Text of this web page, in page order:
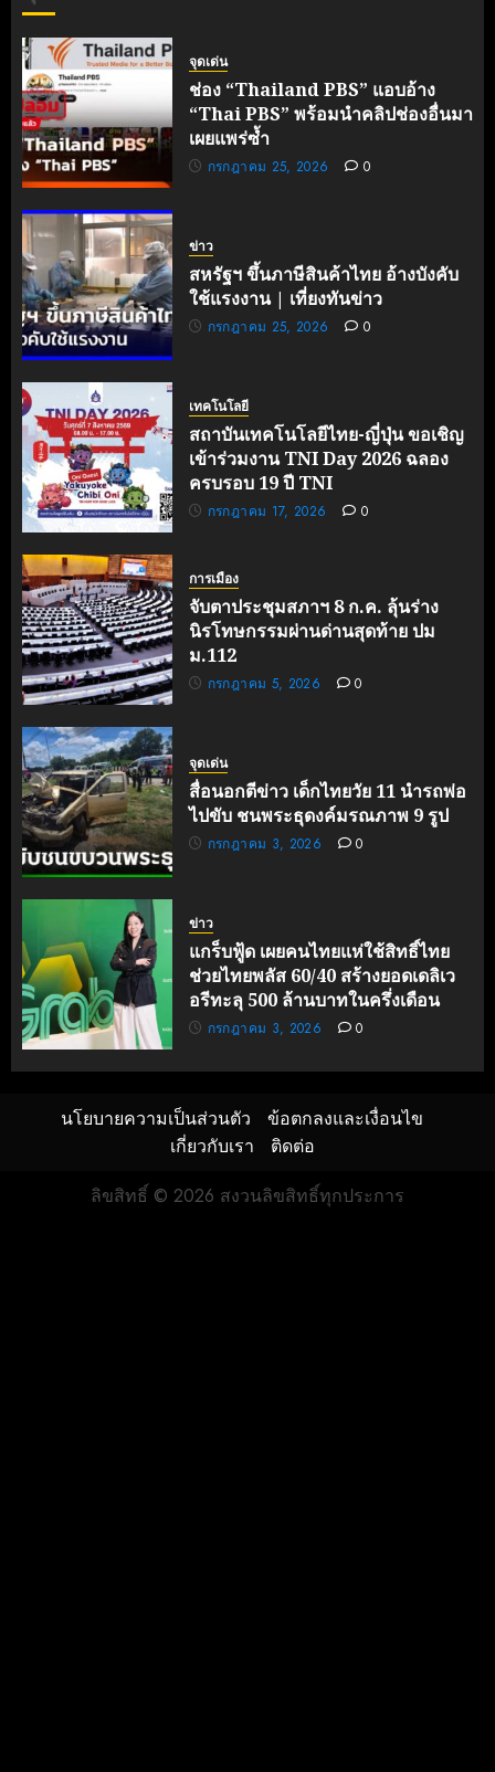
จุดเด่น
ช่อง “Thailand PBS” แอบอ้าง
“Thai PBS” พร้อมนำคลิปช่องอื่นมา
เผยแพร่ซ้ำ
กรกฎาคม 25, 2026 0
ข่าว
สหรัฐฯ ขึ้นภาษีสินค้าไทย อ้างบังคับ
ใช้แรงงาน | เที่ยงทันข่าว
กรกฎาคม 25, 2026 0
เทคโนโลยี
สถาบันเทคโนโลยีไทย-ญี่ปุ่น ขอเชิญ
เข้าร่วมงาน TNI Day 2026 ฉลอง
ครบรอบ 19 ปี TNI
กรกฎาคม 17, 2026 0
การเมือง
จับตาประชุมสภาฯ 8 ก.ค. ลุ้นร่าง
นิรโทษกรรมผ่านด่านสุดท้าย ปม
ม.112
กรกฎาคม 5, 2026 0
จุดเด่น
สื่อนอกตีข่าว เด็กไทยวัย 11 นำรถพ่อ
ไปขับ ชนพระธุดงค์มรณภาพ 9 รูป
กรกฎาคม 3, 2026 0
ข่าว
แกร็บฟู้ด เผยคนไทยแห่ใช้สิทธิ์ไทย
ช่วยไทยพลัส 60/40 สร้างยอดเดลิเว
อรีทะลุ 500 ล้านบาทในครึ่งเดือน
กรกฎาคม 3, 2026 0
นโยบายความเป็นส่วนตัว
ข้อตกลงและเงื่อนไข
เกี่ยวกับเรา
ติดต่อ
ลิขสิทธิ์ © 2026 สงวนลิขสิทธิ์ทุกประการ